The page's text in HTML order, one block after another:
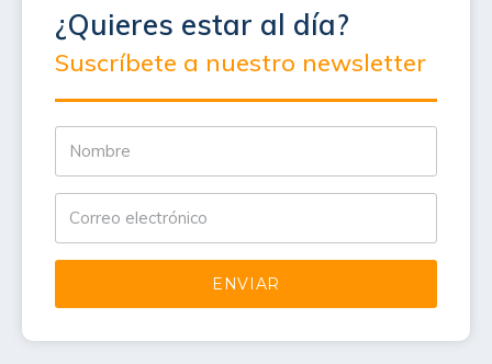
¿Quieres estar al día?
Suscríbete a nuestro newsletter
ENVIAR